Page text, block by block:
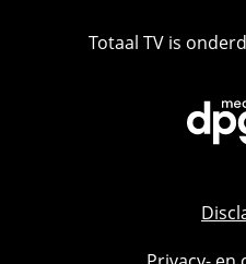
Totaal TV is